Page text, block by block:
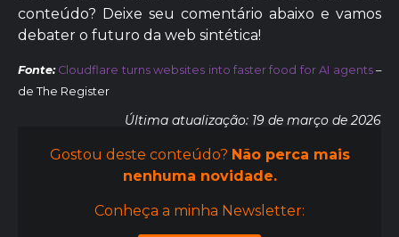
conteúdo? Deixe seu comentário abaixo e vamos
debater o futuro da web sintética!
Fonte: Cloudflare turns websites into faster food for AI agents–
de The Register
Última atualização: 19 de março de 2026
Gostou deste conteúdo? Não perca mais
nenhuma novidade.
Conheça a minha Newsletter: